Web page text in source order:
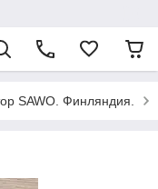
SAWO. Финляндия.